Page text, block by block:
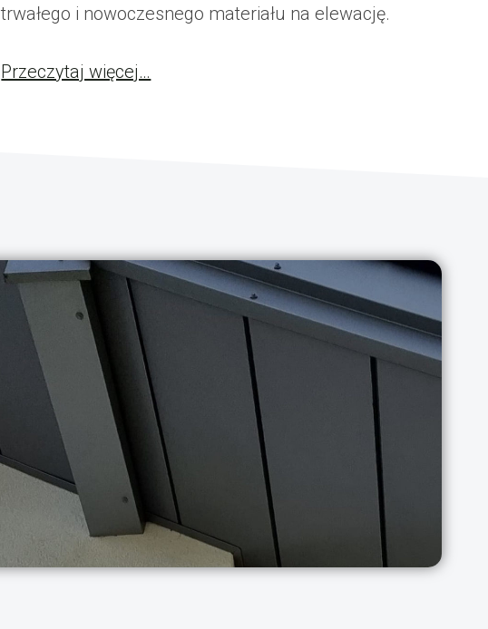
trwałego i nowoczesnego materiału na elewację.
Przeczytaj więcej…